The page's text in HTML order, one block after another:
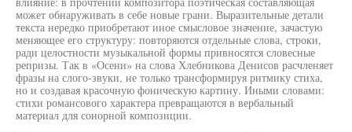
может обнаруживать в себе новые грани. Выразительные детали
текста нередко приобретают иное смысловое значение, зачастую
меняющее его структуру: повторяются отдельные слова, строки,
ради целостности музыкальной формы привносятся словесные
репризы. Так в «Осени» на слова Хлебникова Денисов расчленяет
фразы на слого-звуки, не только трансформируя ритмику стиха,
но и создавая красочную фоническую картину. Иными словами:
стихи романсового характера превращаются в вербальный
материал для сонорной композиции.